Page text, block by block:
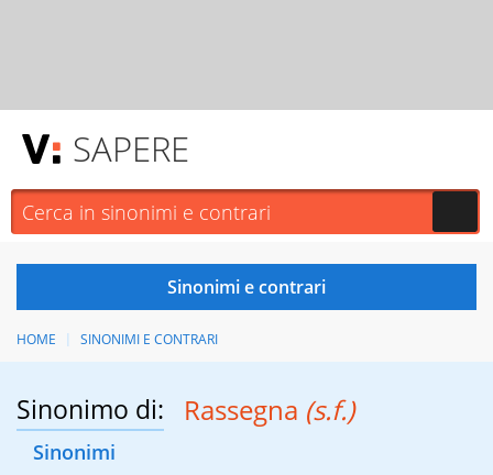
SAPERE
HOME SINONIMI E CONTRARI
Sinonimo di: Rassegna (s.f.)
Sinonimi